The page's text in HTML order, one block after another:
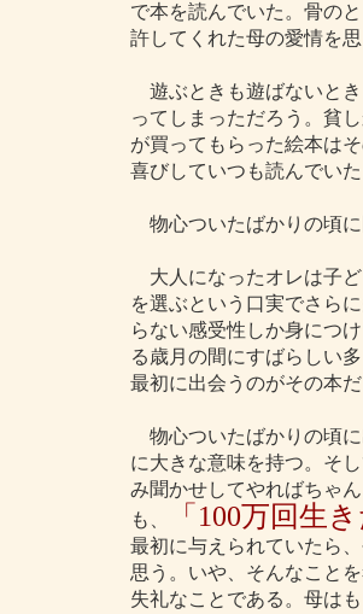
で本を読んでいた。骨の
許してくれた母の愛情を思
遊ぶときも遊ばないとき
ってしまっただろう。貧
が買ってもらった絵本は
喜びしていつも読んでい
物心ついたばかりの頃に
大人になったオレは子ど
を選ぶという口実でさら
らない感受性しか身につ
る歳月の間にすばらしい
最初に出会うのがその本
物心ついたばかりの頃に
に大きな意味を持つ。そ
み聞かせしてやればちゃ
も、
「100万回生
最初に与えられていたら
思う。いや、そんなこと
失礼なことである。母は